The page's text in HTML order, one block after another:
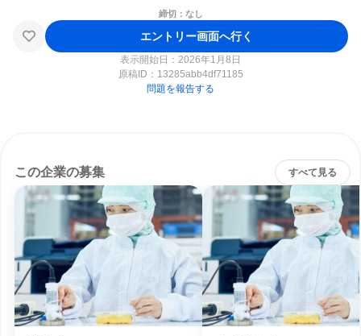
締切：なし
エントリー画面へ行く
表示開始日：2026年1月8日
原稿ID： 13285abb4df71185
問題を報告する
この企業の募集 すべて見る